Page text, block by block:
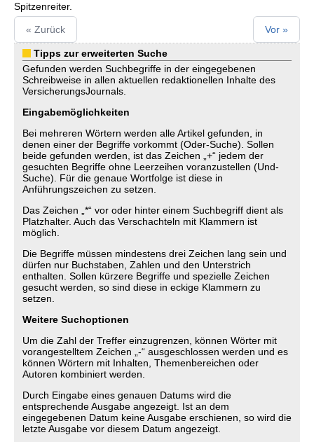
Spitzenreiter.
« Zurück Vor »
Tipps zur erweiterten Suche
Gefunden werden Suchbegriffe in der eingegebenen
Schreibweise in allen aktuellen redaktionellen Inhalte des
VersicherungsJournals.
Eingabemöglichkeiten
Bei mehreren Wörtern werden alle Artikel gefunden, in
denen einer der Begriffe vorkommt (Oder-Suche). Sollen
beide gefunden werden, ist das Zeichen „+“ jedem der
gesuchten Begriffe ohne Leerzeihen voranzustellen (Und-
Suche). Für die genaue Wortfolge ist diese in
Anführungszeichen zu setzen.
Das Zeichen „*“ vor oder hinter einem Suchbegriff dient als
Platzhalter. Auch das Verschachteln mit Klammern ist
möglich.
Die Begriffe müssen mindestens drei Zeichen lang sein und
dürfen nur Buchstaben, Zahlen und den Unterstrich
enthalten. Sollen kürzere Begriffe und spezielle Zeichen
gesucht werden, so sind diese in eckige Klammern zu
setzen.
Weitere Suchoptionen
Um die Zahl der Treffer einzugrenzen, können Wörter mit
vorangestelltem Zeichen „-“ ausgeschlossen werden und es
können Wörtern mit Inhalten, Themenbereichen oder
Autoren kombiniert werden.
Durch Eingabe eines genauen Datums wird die
entsprechende Ausgabe angezeigt. Ist an dem
eingegebenen Datum keine Ausgabe erschienen, so wird die
letzte Ausgabe vor diesem Datum angezeigt.